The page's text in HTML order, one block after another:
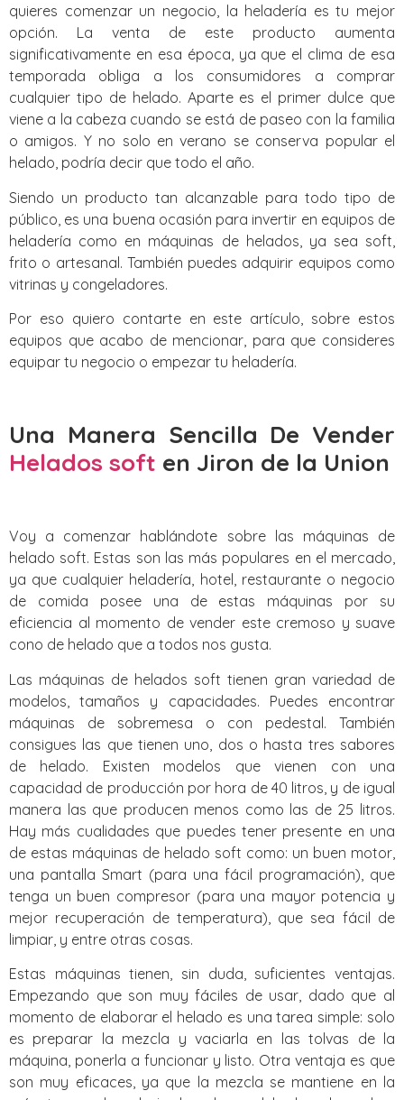
quieres comenzar un negocio, la heladería es tu mejor
opción. La venta de este producto aumenta
significativamente en esa época, ya que el clima de esa
temporada obliga a los consumidores a comprar
cualquier tipo de helado. Aparte es el primer dulce que
viene a la cabeza cuando se está de paseo con la familia
o amigos. Y no solo en verano se conserva popular el
helado, podría decir que todo el año.
Siendo un producto tan alcanzable para todo tipo de
público, es una buena ocasión para invertir en equipos de
heladería como en máquinas de helados, ya sea soft,
frito o artesanal. También puedes adquirir equipos como
vitrinas y congeladores.
Por eso quiero contarte en este artículo, sobre estos
equipos que acabo de mencionar, para que consideres
equipar tu negocio o empezar tu heladería.
Una Manera Sencilla De Vender
Helados soft en Jiron de la Union
Voy a comenzar hablándote sobre las máquinas de
helado soft. Estas son las más populares en el mercado,
ya que cualquier heladería, hotel, restaurante o negocio
de comida posee una de estas máquinas por su
eficiencia al momento de vender este cremoso y suave
cono de helado que a todos nos gusta.
Las máquinas de helados soft tienen gran variedad de
modelos, tamaños y capacidades. Puedes encontrar
máquinas de sobremesa o con pedestal. También
consigues las que tienen uno, dos o hasta tres sabores
de helado. Existen modelos que vienen con una
capacidad de producción por hora de 40 litros, y de igual
manera las que producen menos como las de 25 litros.
Hay más cualidades que puedes tener presente en una
de estas máquinas de helado soft como: un buen motor,
una pantalla Smart (para una fácil programación), que
tenga un buen compresor (para una mayor potencia y
mejor recuperación de temperatura), que sea fácil de
limpiar, y entre otras cosas.
Estas máquinas tienen, sin duda, suficientes ventajas.
Empezando que son muy fáciles de usar, dado que al
momento de elaborar el helado es una tarea simple: solo
es preparar la mezcla y vaciarla en las tolvas de la
máquina, ponerla a funcionar y listo. Otra ventaja es que
son muy eficaces, ya que la mezcla se mantiene en la